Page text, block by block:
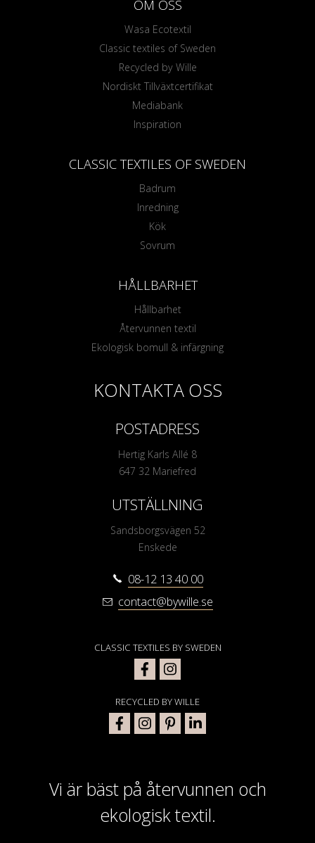
OM OSS
Wasa Ecotextil
Classic textiles of Sweden
Recycled by Wille
Nordiskt Tillväxtcertifikat
Mediabank
Inspiration
CLASSIC TEXTILES OF SWEDEN
Badrum
Inredning
Kök
Sovrum
HÅLLBARHET
Hållbarhet
Återvunnen textil
Ekologisk bomull & infärgning
Vi är bäst på återvunnen och
ekologisk textil.
KONTAKTA OSS
POSTADRESS
Hertig Karls Allé 8
647 32 Mariefred
UTSTÄLLNING
Sandsborgsvägen 52
Enskede
08-12 13 40 00
contact@bywille.se
CLASSIC TEXTILES BY SWEDEN
RECYCLED BY WILLE